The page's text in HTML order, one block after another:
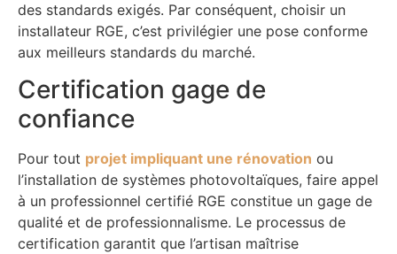
des standards exigés. Par conséquent, choisir un
installateur RGE, c’est privilégier une pose conforme
aux meilleurs standards du marché.
Certification gage de
confiance
Pour tout projet impliquant une rénovation ou
l’installation de systèmes photovoltaïques, faire appel
à un professionnel certifié RGE constitue un gage de
qualité et de professionnalisme. Le processus de
certification garantit que l’artisan maîtrise